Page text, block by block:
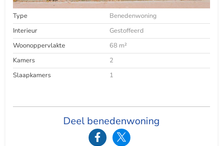
Type
Benedenwoning
Interieur
Gestoffeerd
Woonoppervlakte
68 m²
Kamers
2
Slaapkamers
1
Deel benedenwoning